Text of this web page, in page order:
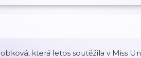
která letos soutěžila v Miss